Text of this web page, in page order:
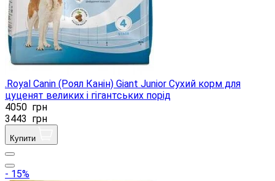
.Royal Canin (Роял Канін) Giant Junior Сухий корм для
цуценят великих і гігантських порід
4050 грн
3443 грн
Купити
- 15%